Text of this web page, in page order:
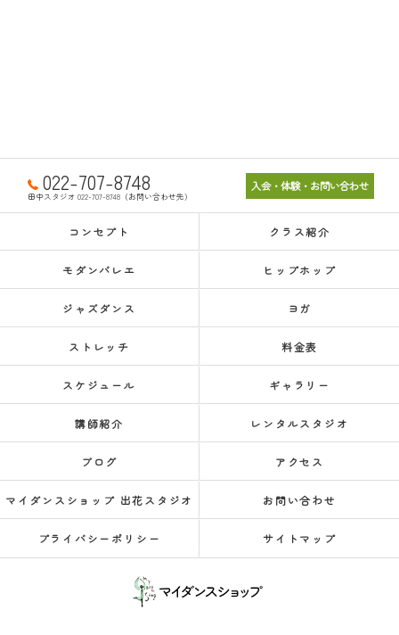
022-707-8748
田中スタジオ 022-707-8748（お問い合わせ先）
入会・体験・お問い合わせ
コンセプト クラス紹介
モダンバレエ ヒップホップ
ジャズダンス ヨガ
ストレッチ 料金表
スケジュール ギャラリー
講師紹介 レンタルスタジオ
ブログ アクセス
マイダンスショップ 出花スタジオ お問い合わせ
プライバシーポリシー サイトマップ